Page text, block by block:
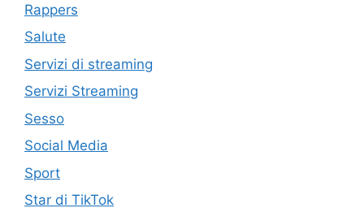
Rappers
Salute
Servizi di streaming
Servizi Streaming
Sesso
Social Media
Sport
Star di TikTok